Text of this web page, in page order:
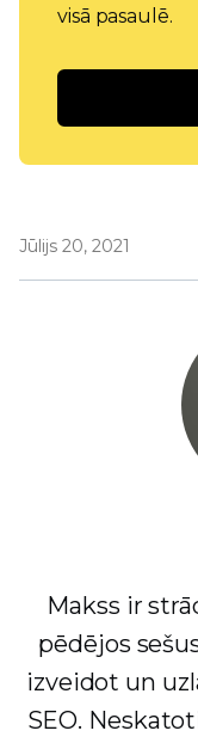
visā pasaulē.
Jūlijs 20, 2021
Makss ir
pēdējos
izveidot un
SEO.